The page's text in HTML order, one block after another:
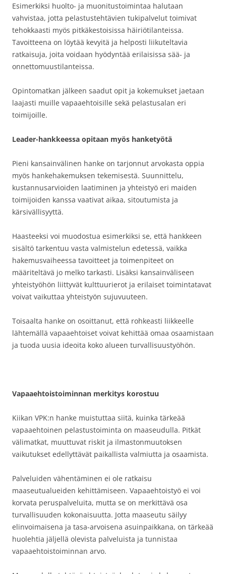
Esimerkiksi huolto- ja muonitustoimintaa halutaan
vahvistaa, jotta pelastustehtävien tukipalvelut toimivat
tehokkaasti myös pitkäkestoisissa häiriötilanteissa.
Tavoitteena on löytää kevyitä ja helposti liikuteltavia
ratkaisuja, joita voidaan hyödyntää erilaisissa sää- ja
onnettomuustilanteissa.
Opintomatkan jälkeen saadut opit ja kokemukset jaetaan
laajasti muille vapaaehtoisille sekä pelastusalan eri
toimijoille.
Leader-hankkeessa opitaan myös hanketyötä
Pieni kansainvälinen hanke on tarjonnut arvokasta oppia
myös hankehakemuksen tekemisestä. Suunnittelu,
kustannusarvioiden laatiminen ja yhteistyö eri maiden
toimijoiden kanssa vaativat aikaa, sitoutumista ja
kärsivällisyyttä.
Haasteeksi voi muodostua esimerkiksi se, että hankkeen
sisältö tarkentuu vasta valmistelun edetessä, vaikka
hakemusvaiheessa tavoitteet ja toimenpiteet on
määriteltävä jo melko tarkasti. Lisäksi kansainväliseen
yhteistyöhön liittyvät kulttuurierot ja erilaiset toimintatavat
voivat vaikuttaa yhteistyön sujuvuuteen.
Toisaalta hanke on osoittanut, että rohkeasti liikkeelle
lähtemällä vapaaehtoiset voivat kehittää omaa osaamistaan
ja tuoda uusia ideoita koko alueen turvallisuustyöhön.
Vapaaehtoistoiminnan merkitys korostuu
Kiikan VPK:n hanke muistuttaa siitä, kuinka tärkeää
vapaaehtoinen pelastustoiminta on maaseudulla. Pitkät
välimatkat, muuttuvat riskit ja ilmastonmuutoksen
vaikutukset edellyttävät paikallista valmiutta ja osaamista.
Palveluiden vähentäminen ei ole ratkaisu
maaseutualueiden kehittämiseen. Vapaaehtoistyö ei voi
korvata peruspalveluita, mutta se on merkittävä osa
turvallisuuden kokonaisuutta. Jotta maaseutu säilyy
elinvoimaisena ja tasa-arvoisena asuinpaikkana, on tärkeää
huolehtia jäljellä olevista palveluista ja tunnistaa
vapaaehtoistoiminnan arvo.